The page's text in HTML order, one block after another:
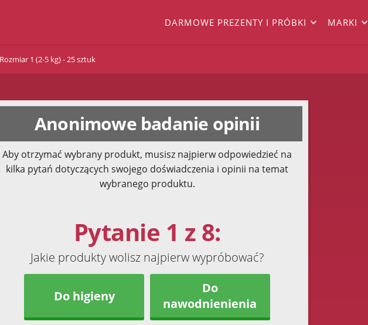
DARMOWE PREZENTY I PRÓBKI MARKI
1 (2-5 kg) - 25 sztuk
Anonimowe badanie opinii
Aby otrzymać wybrany produkt, musisz najpierw odpowiedzieć na
kilka pytań dotyczących swojego doświadczenia i opinii na temat
wybranego produktu.
Pytanie 1 z 8:
Jakie produkty wolisz najpierw wypróbować?
Do higieny
Do
nawodnienienia